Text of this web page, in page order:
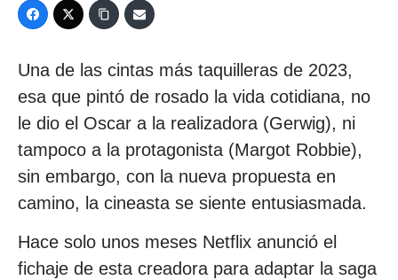
Una de las cintas más taquilleras de 2023,
esa que pintó de rosado la vida cotidiana, no
le dio el Oscar a la realizadora (Gerwig), ni
tampoco a la protagonista (Margot Robbie),
sin embargo, con la nueva propuesta en
camino, la cineasta se siente entusiasmada.
Hace solo unos meses Netflix anunció el
fichaje de esta creadora para adaptar la saga